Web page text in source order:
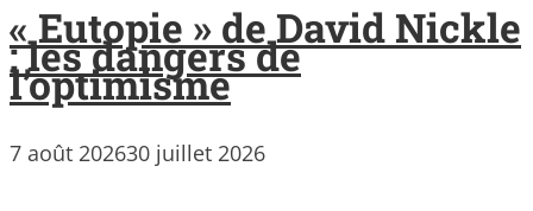
« Eutopie » de David Nickle
: les dangers de
l’optimisme
7 août 202630 juillet 2026